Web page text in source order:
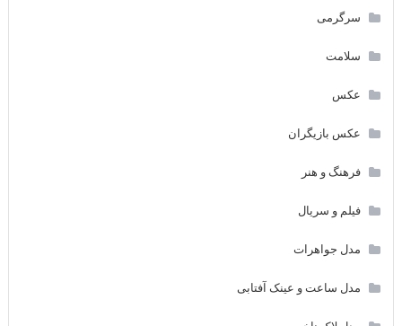
سرگرمی
سلامت
عکس
عکس بازیگران
فرهنگ و هنر
فیلم و سریال
مدل جواهرات
مدل ساعت و عینک آفتابی